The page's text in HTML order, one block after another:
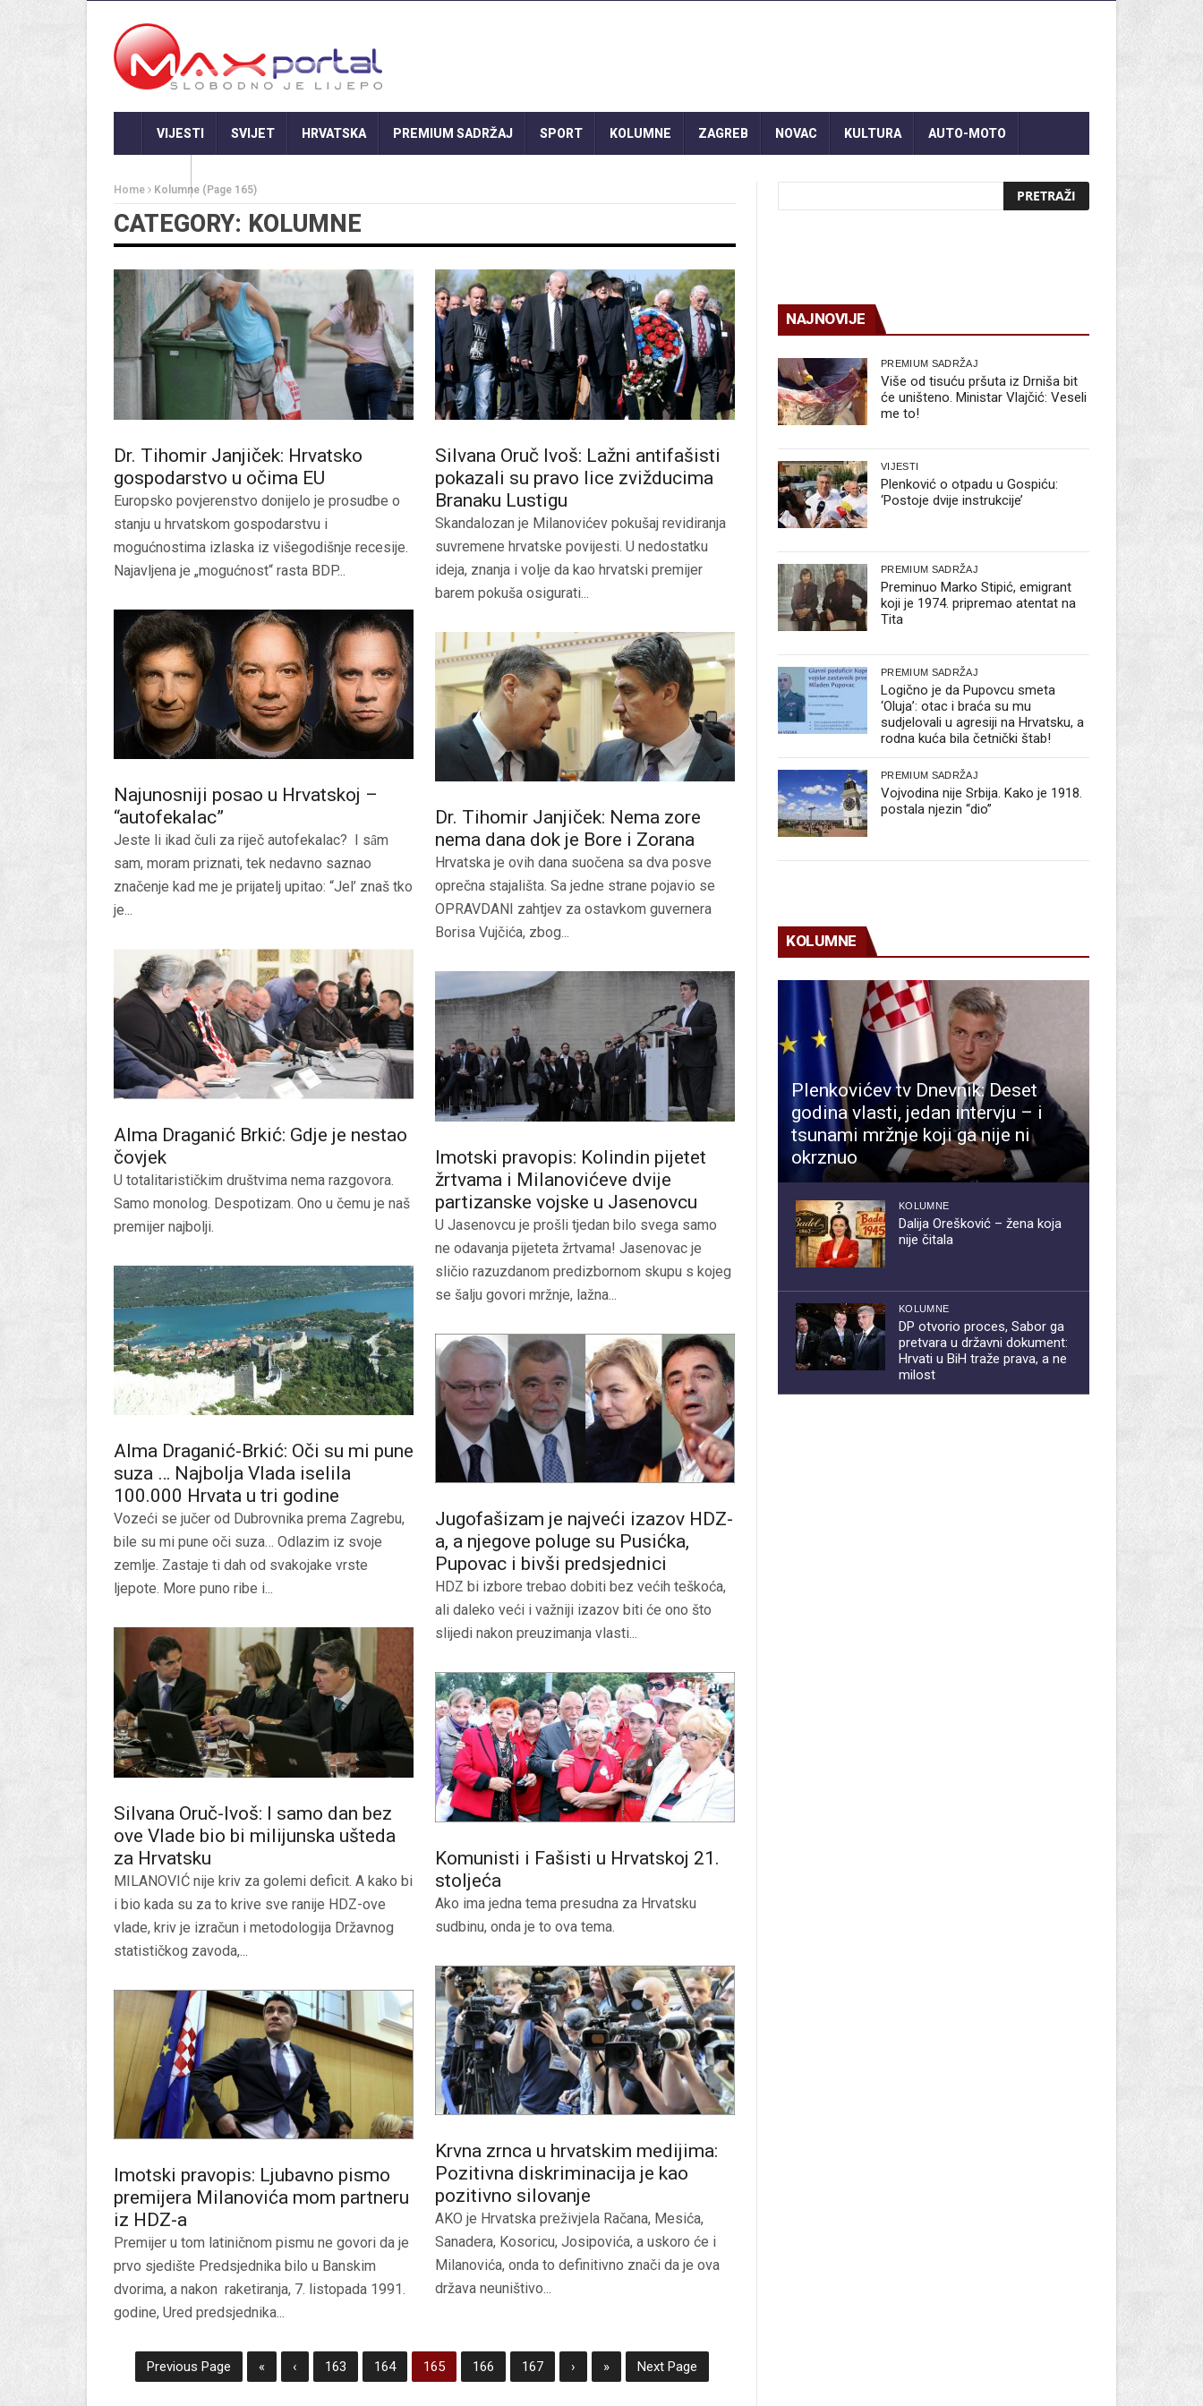
VIJESTI SVIJET HRVATSKA PREMIUM SADRŽAJ SPORT KOLUMNE ZAGREB NOVAC KULTURA AUTO-MOTO
Home Kolumne (Page 165)
CATEGORY: KOLUMNE
Dr. Tihomir Janjiček: Hrvatsko
gospodarstvo u očima EU
Europsko povjerenstvo donijelo je prosudbe o
stanju u hrvatskom gospodarstvu i
mogućnostima izlaska iz višegodišnje recesije.
Najavljena je „mogućnost“ rasta BDP...
Silvana Oruč Ivoš: Lažni antifašisti
pokazali su pravo lice zvižducima
Branaku Lustigu
Skandalozan je Milanovićev pokušaj revidiranja
suvremene hrvatske povijesti. U nedostatku
ideja, znanja i volje da kao hrvatski premijer
barem pokuša osigurati...
Najunosniji posao u Hrvatskoj –
“autofekalac”
Jeste li ikad čuli za riječ autofekalac? I sȃm
sam, moram priznati, tek nedavno saznao
značenje kad me je prijatelj upitao: “Jel’ znaš tko
je...
Dr. Tihomir Janjiček: Nema zore
nema dana dok je Bore i Zorana
Hrvatska je ovih dana suočena sa dva posve
oprečna stajališta. Sa jedne strane pojavio se
OPRAVDANI zahtjev za ostavkom guvernera
Borisa Vujčića, zbog...
Alma Draganić Brkić: Gdje je nestao
čovjek
U totalitarističkim društvima nema razgovora.
Samo monolog. Despotizam. Ono u čemu je naš
premijer najbolji.
Imotski pravopis: Kolindin pijetet
žrtvama i Milanovićeve dvije
partizanske vojske u Jasenovcu
U Jasenovcu je prošli tjedan bilo svega samo
ne odavanja pijeteta žrtvama! Jasenovac je
sličio razuzdanom predizbornom skupu s kojeg
se šalju govori mržnje, lažna...
Alma Draganić-Brkić: Oči su mi pune
suza … Najbolja Vlada iselila
100.000 Hrvata u tri godine
Vozeći se jučer od Dubrovnika prema Zagrebu,
bile su mi pune oči suza… Odlazim iz svoje
zemlje. Zastaje ti dah od svakojake vrste
ljepote. More puno ribe i...
Jugofašizam je najveći izazov HDZ-
a, a njegove poluge su Pusićka,
Pupovac i bivši predsjednici
HDZ bi izbore trebao dobiti bez većih teškoća,
ali daleko veći i važniji izazov biti će ono što
slijedi nakon preuzimanja vlasti...
Silvana Oruč-Ivoš: I samo dan bez
ove Vlade bio bi milijunska ušteda
za Hrvatsku
MILANOVIĆ nije kriv za golemi deficit. A kako bi
i bio kada su za to krive sve ranije HDZ-ove
vlade, kriv je izračun i metodologija Državnog
statističkog zavoda,...
Komunisti i Fašisti u Hrvatskoj 21.
stoljeća
Ako ima jedna tema presudna za Hrvatsku
sudbinu, onda je to ova tema.
Krvna zrnca u hrvatskim medijima:
Pozitivna diskriminacija je kao
pozitivno silovanje
AKO je Hrvatska preživjela Račana, Mesića,
Sanadera, Kosoricu, Josipovića, a uskoro će i
Milanovića, onda to definitivno znači da je ova
država neuništivo...
Imotski pravopis: Ljubavno pismo
premijera Milanovića mom partneru
iz HDZ-a
Premijer u tom latiničnom pismu ne govori da je
prvo sjedište Predsjednika bilo u Banskim
dvorima, a nakon raketiranja, 7. listopada 1991.
godine, Ured predsjednika...
Previous Page « ‹ 163 164 165 166 167 › » Next Page
NAJNOVIJE
PREMIUM SADRŽAJ
Više od tisuću pršuta iz Drniša bit
će uništeno. Ministar Vlajčić: Veseli
me to!
VIJESTI
Plenković o otpadu u Gospiću:
‘Postoje dvije instrukcije’
PREMIUM SADRŽAJ
Preminuo Marko Stipić, emigrant
koji je 1974. pripremao atentat na
Tita
PREMIUM SADRŽAJ
Logično je da Pupovcu smeta
‘Oluja’: otac i braća su mu
sudjelovali u agresiji na Hrvatsku, a
rodna kuća bila četnički štab!
PREMIUM SADRŽAJ
Vojvodina nije Srbija. Kako je 1918.
postala njezin “dio”
KOLUMNE
Plenkovićev tv Dnevnik: Deset
godina vlasti, jedan intervju – i
tsunami mržnje koji ga nije ni
okrznuo
KOLUMNE
Dalija Orešković – žena koja
nije čitala
KOLUMNE
DP otvorio proces, Sabor ga
pretvara u državni dokument:
Hrvati u BiH traže prava, a ne
milost